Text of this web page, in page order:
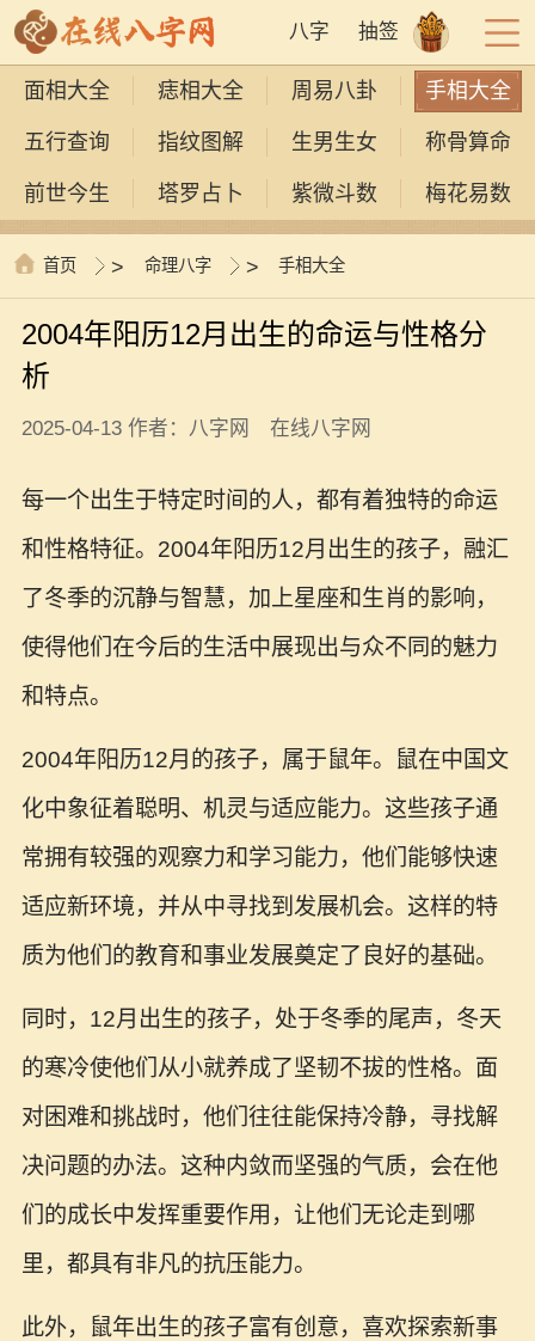
八字 抽签
面相大全 痣相大全 周易八卦 手相大全
五行查询 指纹图解 生男生女 称骨算命
前世今生 塔罗占卜 紫微斗数 梅花易数
首页 > 命理八字 > 手相大全
2004年阳历12月出生的命运与性格分
析
2025-04-13 作者：八字网 在线八字网
每一个出生于特定时间的人，都有着独特的命运
和性格特征。2004年阳历12月出生的孩子，融汇
了冬季的沉静与智慧，加上星座和生肖的影响，
使得他们在今后的生活中展现出与众不同的魅力
和特点。
2004年阳历12月的孩子，属于鼠年。鼠在中国文
化中象征着聪明、机灵与适应能力。这些孩子通
常拥有较强的观察力和学习能力，他们能够快速
适应新环境，并从中寻找到发展机会。这样的特
质为他们的教育和事业发展奠定了良好的基础。
同时，12月出生的孩子，处于冬季的尾声，冬天
的寒冷使他们从小就养成了坚韧不拔的性格。面
对困难和挑战时，他们往往能保持冷静，寻找解
决问题的办法。这种内敛而坚强的气质，会在他
们的成长中发挥重要作用，让他们无论走到哪
里，都具有非凡的抗压能力。
此外，鼠年出生的孩子富有创意，喜欢探索新事